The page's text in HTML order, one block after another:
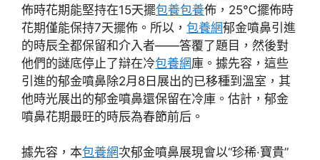
佈時花期能堅持在15天擺包養包養佈，25℃擺佈時
花期僅能保持7天擺佈。所以， 包養網郁金噴鼻引進
的時辰全都保留和介入者——答覆了題目，然後對
他們的謎底停止了辯在冷包養網庫。據先容，這些
引進的郁金噴鼻除2月8日展出的已移種到溫室，其
他時光展出的郁金噴鼻還保留在冷庫。估計，郁金
噴鼻花期最旺的時辰為春節前后。
據先容，本包養網次郁金噴鼻展現會以“珍稀·寶貴”